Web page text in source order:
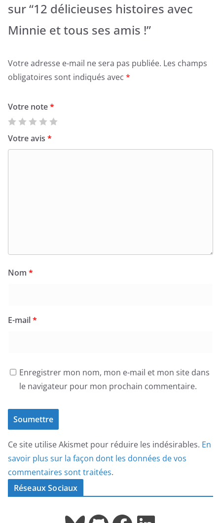
sur “12 délicieuses histoires avec
Minnie et tous ses amis !”
Votre adresse e-mail ne sera pas publiée. Les champs
obligatoires sont indiqués avec *
Votre note*
Votre avis *
Nom *
E-mail*
Enregistrer mon nom, mon e-mail et mon site dans
le navigateur pour mon prochain commentaire.
Ce site utilise Akismet pour réduire les indésirables. En
savoir plus sur la façon dont les données de vos
commentaires sont traitées.
Réseaux Sociaux